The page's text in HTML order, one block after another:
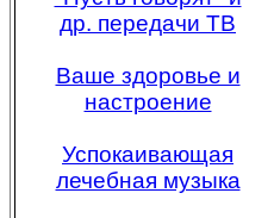
др. передачи ТВ
Ваше здоровье и
настроение
Успокаивающая
лечебная музыка